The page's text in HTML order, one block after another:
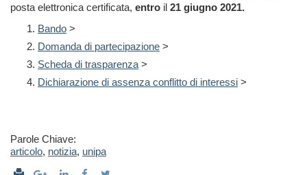
posta elettronica certificata, entro il 21 giugno 2021.
Bando >
Domanda di partecipazione >
Scheda di trasparenza>
Dichiarazione di assenza conflitto di interessi >
Parole Chiave:
articolo, notizia, unipa